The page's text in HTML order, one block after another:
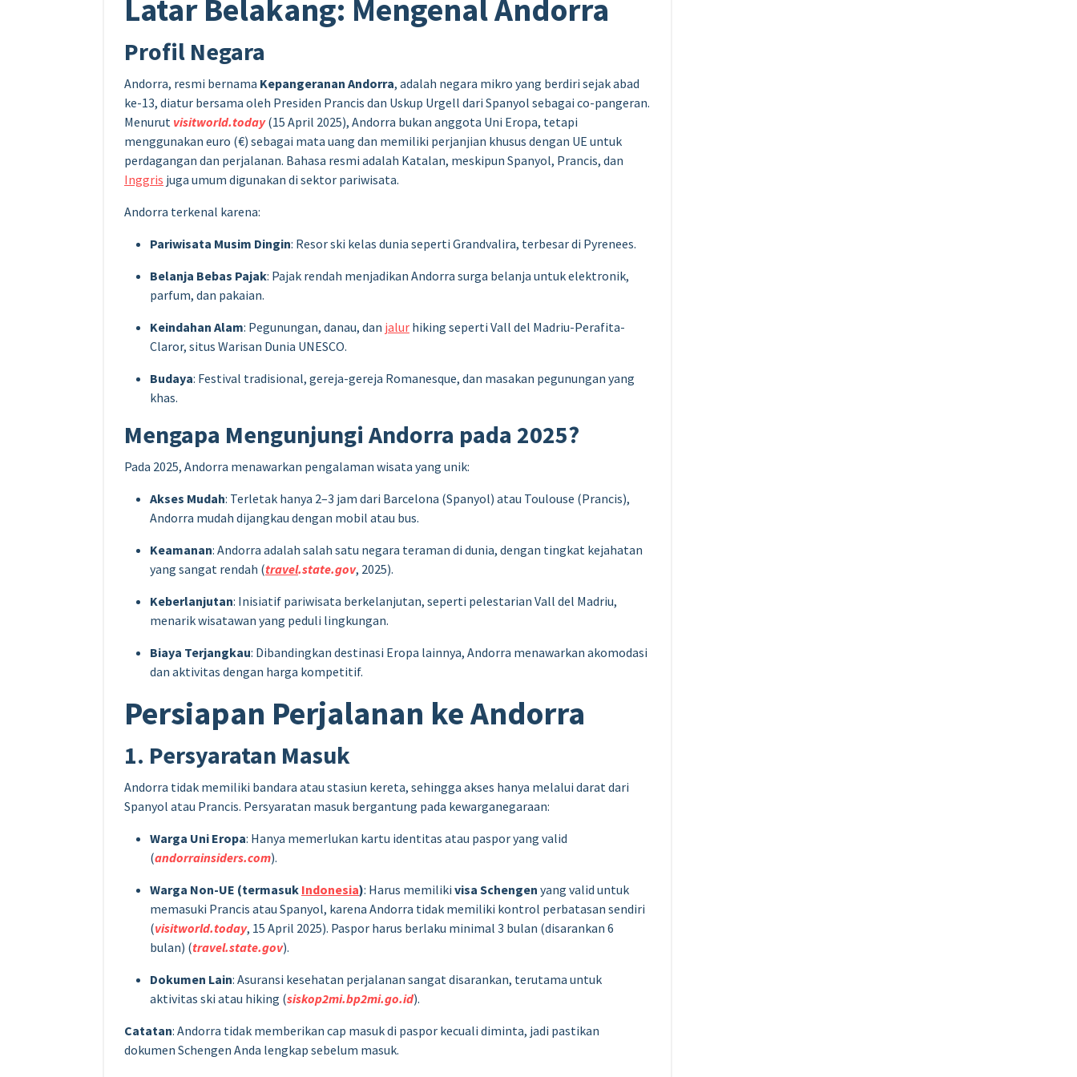
Latar Belakang: Mengenal Andorra
Profil Negara
Andorra, resmi bernama Kepangeranan Andorra, adalah negara mikro yang berdiri sejak abad
ke-13, diatur bersama oleh Presiden Prancis dan Uskup Urgell dari Spanyol sebagai co-pangeran.
Menurut visitworld.today(15 April 2025), Andorra bukan anggota Uni Eropa, tetapi
menggunakan euro (€) sebagai mata uang dan memiliki perjanjian khusus dengan UE untuk
perdagangan dan perjalanan. Bahasa resmi adalah Katalan, meskipun Spanyol, Prancis, dan
Inggris juga umum digunakan di sektor pariwisata.
Andorra terkenal karena:
Pariwisata Musim Dingin: Resor ski kelas dunia seperti Grandvalira, terbesar di Pyrenees.
Belanja Bebas Pajak: Pajak rendah menjadikan Andorra surga belanja untuk elektronik,
parfum, dan pakaian.
Keindahan Alam: Pegunungan, danau, dan jalur hiking seperti Vall del Madriu-Perafita-
Claror, situs Warisan Dunia UNESCO.
Budaya: Festival tradisional, gereja-gereja Romanesque, dan masakan pegunungan yang
khas.
Mengapa Mengunjungi Andorra pada 2025?
Pada 2025, Andorra menawarkan pengalaman wisata yang unik:
Akses Mudah: Terletak hanya 2–3 jam dari Barcelona (Spanyol) atau Toulouse (Prancis),
Andorra mudah dijangkau dengan mobil atau bus.
Keamanan: Andorra adalah salah satu negara teraman di dunia, dengan tingkat kejahatan
yang sangat rendah (travel.state.gov, 2025).
Keberlanjutan: Inisiatif pariwisata berkelanjutan, seperti pelestarian Vall del Madriu,
menarik wisatawan yang peduli lingkungan.
Biaya Terjangkau: Dibandingkan destinasi Eropa lainnya, Andorra menawarkan akomodasi
dan aktivitas dengan harga kompetitif.
Persiapan Perjalanan ke Andorra
1. Persyaratan Masuk
Andorra tidak memiliki bandara atau stasiun kereta, sehingga akses hanya melalui darat dari
Spanyol atau Prancis. Persyaratan masuk bergantung pada kewarganegaraan:
Warga Uni Eropa: Hanya memerlukan kartu identitas atau paspor yang valid
(andorrainsiders.com).
Warga Non-UE (termasuk Indonesia): Harus memiliki visa Schengen yang valid untuk
memasuki Prancis atau Spanyol, karena Andorra tidak memiliki kontrol perbatasan sendiri
(visitworld.today, 15 April 2025). Paspor harus berlaku minimal 3 bulan (disarankan 6
bulan) (travel.state.gov).
Dokumen Lain: Asuransi kesehatan perjalanan sangat disarankan, terutama untuk
aktivitas ski atau hiking (siskop2mi.bp2mi.go.id).
Catatan: Andorra tidak memberikan cap masuk di paspor kecuali diminta, jadi pastikan
dokumen Schengen Anda lengkap sebelum masuk.